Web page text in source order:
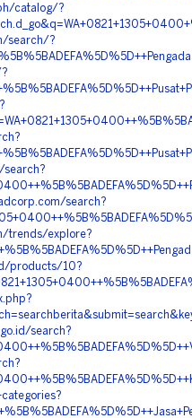
catalog/?
search/?
search?
trends/explore?
products/10?
search?